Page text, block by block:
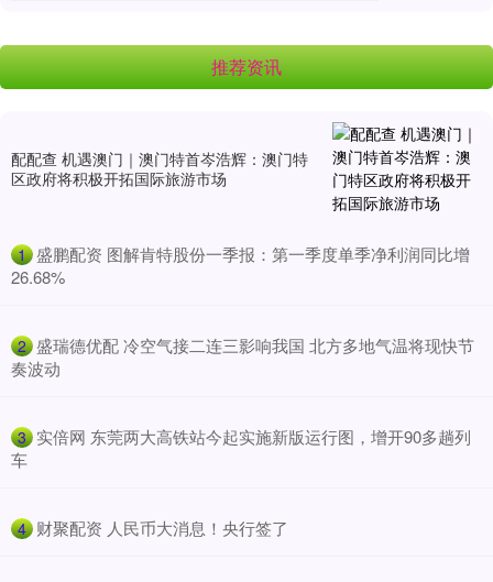
推荐资讯
配配查 机遇澳门｜澳门特首岑浩辉：澳门特
区政府将积极开拓国际旅游市场
1 ​盛鹏配资 图解肯特股份一季报：第一季度单季净利润同比增
26.68%
2 ​盛瑞德优配 冷空气接二连三影响我国 北方多地气温将现快节
奏波动
3 ​实倍网 东莞两大高铁站今起实施新版运行图，增开90多趟列
车
4 ​财聚配资 人民币大消息！央行签了